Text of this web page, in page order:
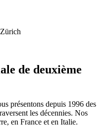
de deuxième
présentons depuis 1996 des
les décennies. Nos
en France et en Italie.